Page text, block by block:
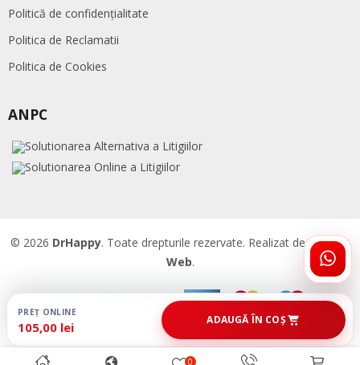
0
Politică de confidențialitate
Politica de Reclamatii
Politica de Cookies
ANPC
© 2026 DrHappy. Toate drepturile rezervate. Realizat deAccent
Web.
PREȚ ONLINE
105,00 lei ADAUGĂ ÎN COȘ